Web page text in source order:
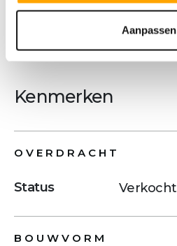
Aanpassen
Kenmerken
OVERDRACHT
Status Verkocht
BOUWVORM